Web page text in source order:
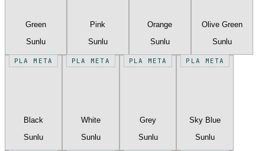
Green
Sunlu
Pink
Sunlu
Orange
Sunlu
Olive Green
Sunlu
PLA META
Black
Sunlu
PLA META
White
Sunlu
PLA META
Grey
Sunlu
PLA META
Sky Blue
Sunlu